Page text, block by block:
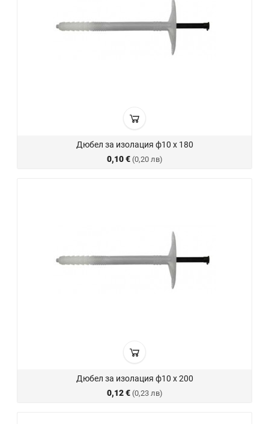
Дюбел за изолация ф10 х 180
0,10 € (0,20 лв)
Дюбел за изолация ф10 х 200
0,12 € (0,23 лв)